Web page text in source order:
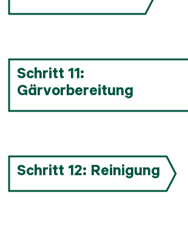
Schritt 11:
Gärvorbereitung
Schritt 12: Reinigung